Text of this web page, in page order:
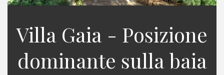
Villa Gaia - Posizione
dominante sulla baia